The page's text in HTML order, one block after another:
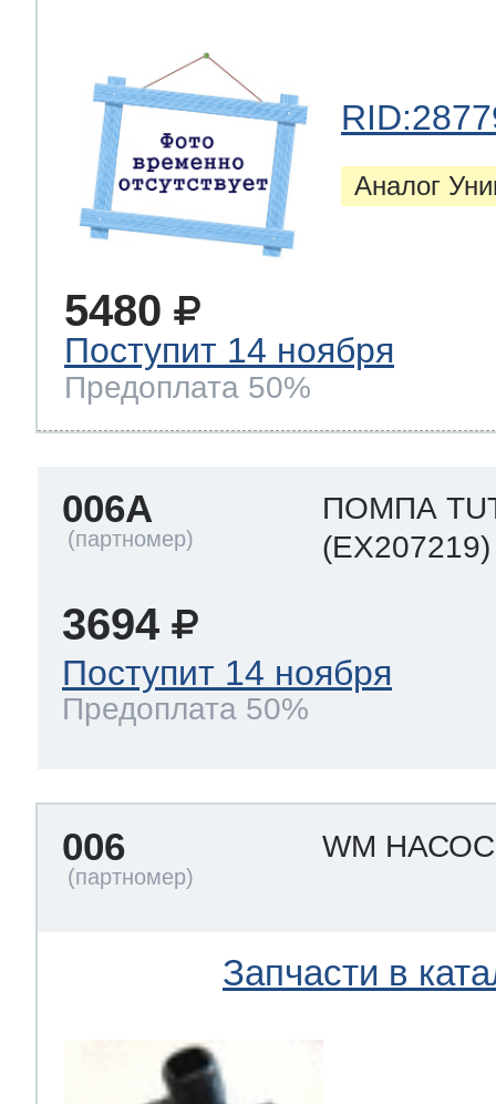
Аналог
5480
Поступит 14 ноября
Предоплата 50%
006A
ПОМПА
(EX207219)
3694
Поступит 14 ноября
Предоплата 50%
006 WM
Запчасти в